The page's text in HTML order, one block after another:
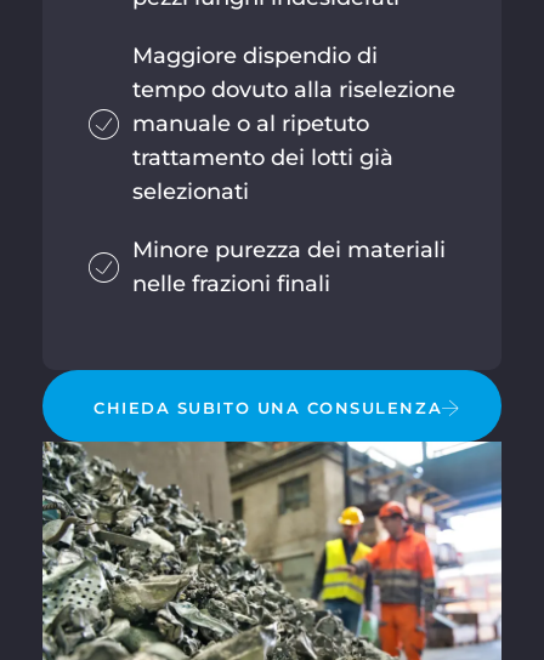
Maggiore dispendio di
tempo dovuto alla riselezione
manuale o al ripetuto
trattamento dei lotti già
selezionati
Minore purezza dei materiali
nelle frazioni finali
CHIEDA SUBITO UNA CONSULENZA